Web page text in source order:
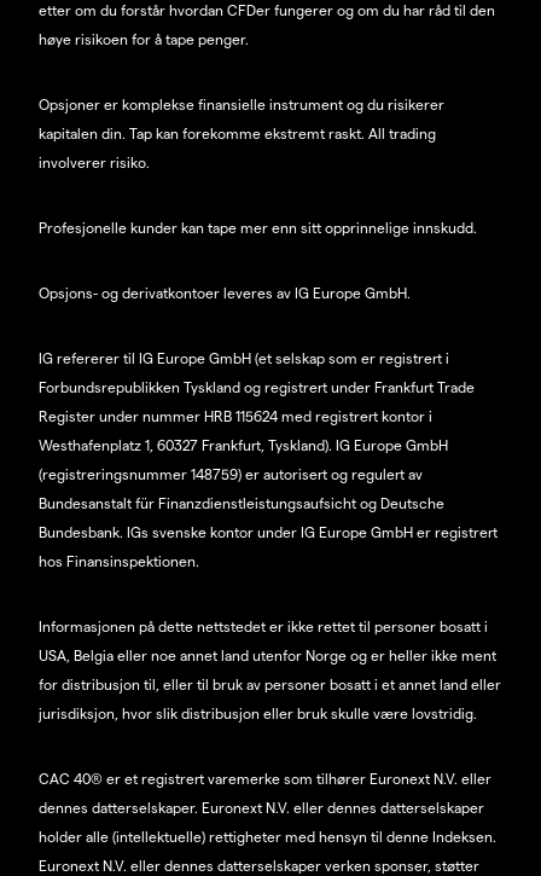
etter om du forstår hvordan CFDer fungerer og om du har råd til den
høye risikoen for å tape penger.
Opsjoner er komplekse finansielle instrument og du risikerer
kapitalen din. Tap kan forekomme ekstremt raskt. All trading
involverer risiko.
Profesjonelle kunder kan tape mer enn sitt opprinnelige innskudd.
Opsjons- og derivatkontoer leveres av IG Europe GmbH.
IG refererer til IG Europe GmbH (et selskap som er registrert i
Forbundsrepublikken Tyskland og registrert under Frankfurt Trade
Register under nummer HRB 115624 med registrert kontor i
Westhafenplatz 1, 60327 Frankfurt, Tyskland). IG Europe GmbH
(registreringsnummer 148759) er autorisert og regulert av
Bundesanstalt für Finanzdienstleistungsaufsicht og Deutsche
Bundesbank. IGs svenske kontor under IG Europe GmbH er registrert
hos Finansinspektionen.
Informasjonen på dette nettstedet er ikke rettet til personer bosatt i
USA, Belgia eller noe annet land utenfor Norge og er heller ikke ment
for distribusjon til, eller til bruk av personer bosatt i et annet land eller
jurisdiksjon, hvor slik distribusjon eller bruk skulle være lovstridig.
CAC 40® er et registrert varemerke som tilhører Euronext N.V. eller
dennes datterselskaper. Euronext N.V. eller dennes datterselskaper
holder alle (intellektuelle) rettigheter med hensyn til denne Indeksen.
Euronext N.V. eller dennes datterselskaper verken sponser, støtter